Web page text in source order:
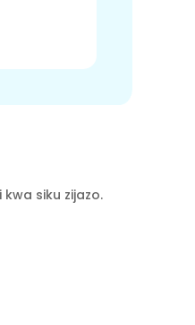
siku zijazo.